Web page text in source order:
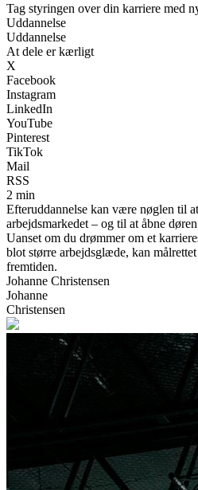
Tag styringen over din karriere med
Uddannelse
Uddannelse
At dele er kærligt
X
Facebook
Instagram
LinkedIn
YouTube
Pinterest
TikTok
Mail
RSS
2 min
Efteruddannelse kan være nøglen til
arbejdsmarkedet – og til at åbne
Uanset om du drømmer om et
blot større arbejdsglæde, kan
fremtiden.
Johanne Christensen
Johanne
Christensen